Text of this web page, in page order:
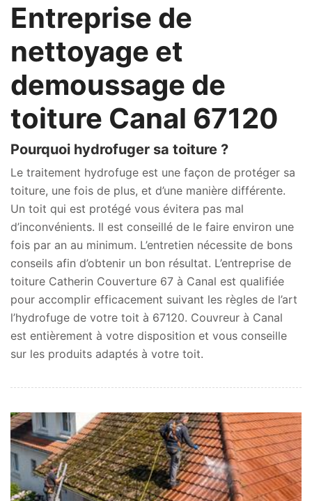
Entreprise de
nettoyage et
demoussage de
toiture Canal 67120
Pourquoi hydrofuger sa toiture ?
Le traitement hydrofuge est une façon de protéger sa
toiture, une fois de plus, et d’une manière différente.
Un toit qui est protégé vous évitera pas mal
d’inconvénients. Il est conseillé de le faire environ une
fois par an au minimum. L’entretien nécessite de bons
conseils afin d’obtenir un bon résultat. L’entreprise de
toiture Catherin Couverture 67 à Canal est qualifiée
pour accomplir efficacement suivant les règles de l’art
l’hydrofuge de votre toit à 67120. Couvreur à Canal
est entièrement à votre disposition et vous conseille
sur les produits adaptés à votre toit.